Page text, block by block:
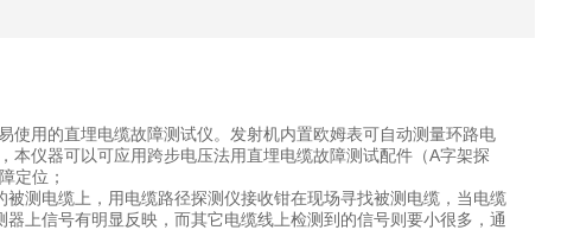
用的直埋电缆故障测试仪。发射机内置欧姆表可自动测量环路电
本仪器可以可应用跨步电压法用直埋电缆故障测试配件（A字架探
定位；
测电缆上，用电缆路径探测仪接收钳在现场寻找被测电缆，当电缆
上信号有明显反映，而其它电缆线上检测到的信号则要小很多，通